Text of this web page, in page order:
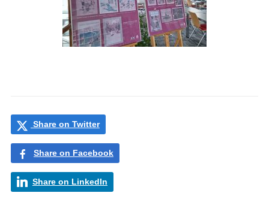
Share on Twitter
Share on Facebook
Share on LinkedIn